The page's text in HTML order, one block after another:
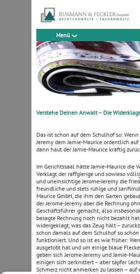
Menü
Verstehe Deinen Anwalt – Die
Das ist schon auf dem Schulhof so: Wenn
Jeremy dem Jamie-Maurice ordentlich
dann haut der Jamie-Maurice kräftig
Im Gerichtssaal hätte Jamie-Maurice die
Verklagt der raffgierige und sowieso
und uneinsichtige Jerome-Jeremy die
freundliche und stets ruhige und
Maurice GmbH, die ihm den Garten
der Jerome-Jeremy aber die Rechnung
Geschäftsführer gemacht; also
besagte Rechnung noch nicht bezahlt
widergeklagt, was das Zeug hält –
schon damals auf dem Schulhof so
funktioniert. Und so ist es wie früher:
ausgetobt hat und um einige blaue
geben sich Jerome-Jeremy und Jamie-
einigen sich zerknittert – aber tapfer
Schmerz nicht anmerken zu lassen – auf